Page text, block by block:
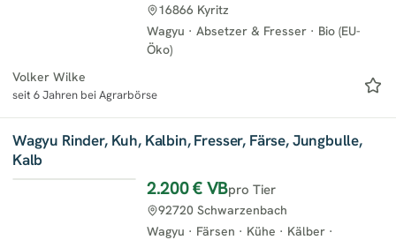
Wagyu · Absetzer & Fresser · Bio (EU-
Öko)
16866 Kyritz
Volker Wilke
seit 6 Jahren bei Agrarbörse
Wagyu Rinder, Kuh, Kalbin, Fresser, Färse, Jungbulle,
Kalb
2.200 €VBpro Tier
Wagyu · Färsen · Kühe · Kälber ·
92720 Schwarzenbach